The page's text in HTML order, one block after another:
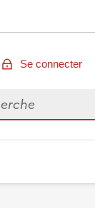
Se connecter
des données